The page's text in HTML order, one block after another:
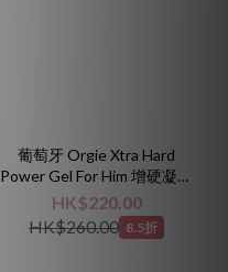
葡萄牙 Orgie Xtra Hard
Power Gel For Him 增硬凝露
50mL
HK$220.00
HK$260.00 8.5折